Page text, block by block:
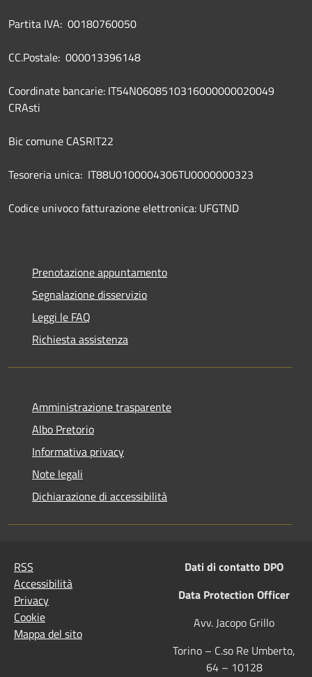
Partita IVA: 00180760050
CC.Postale: 000013396148
Coordinate bancarie: IT54N0608510316000000020049
CRAsti
Bic comune CASRIT22
Tesoreria unica: IT88U0100004306TU0000000323
Codice univoco fatturazione elettronica: UFGTND
Prenotazione appuntamento
Segnalazione disservizio
Leggi le FAQ
Richiesta assistenza
Amministrazione trasparente
Albo Pretorio
Informativa privacy
Note legali
Dichiarazione di accessibilità
RSS
Accessibilità
Privacy
Cookie
Mappa del sito
Dati di contatto DPO
Data Protection Officer
Avv. Jacopo Grillo
Torino – C.so Re Umberto,
64 – 10128